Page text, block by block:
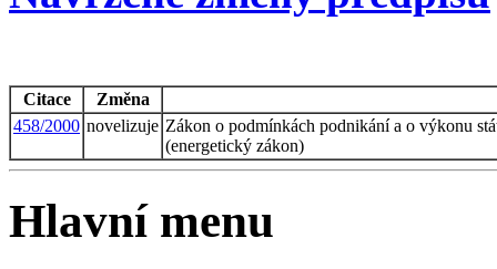
Citace
Změna
458/2000 novelizuje Zákon o podmínkách podnikání a o výkonu
(energetický zákon)
Hlavní menu